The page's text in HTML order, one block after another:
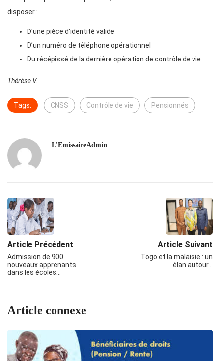
disposer :
D’une pièce d’identité valide
D’un numéro de téléphone opérationnel
Du récépissé de la dernière opération de contrôle de vie
Thérèse V.
Tags: CNSS Contrôle de vie Pensionnés
L'EmissaireAdmin
Article Précédent
Admission de 900
nouveaux apprenants
dans les écoles…
Article Suivant
Togo et la malaisie : un
élan autour…
Article connexe